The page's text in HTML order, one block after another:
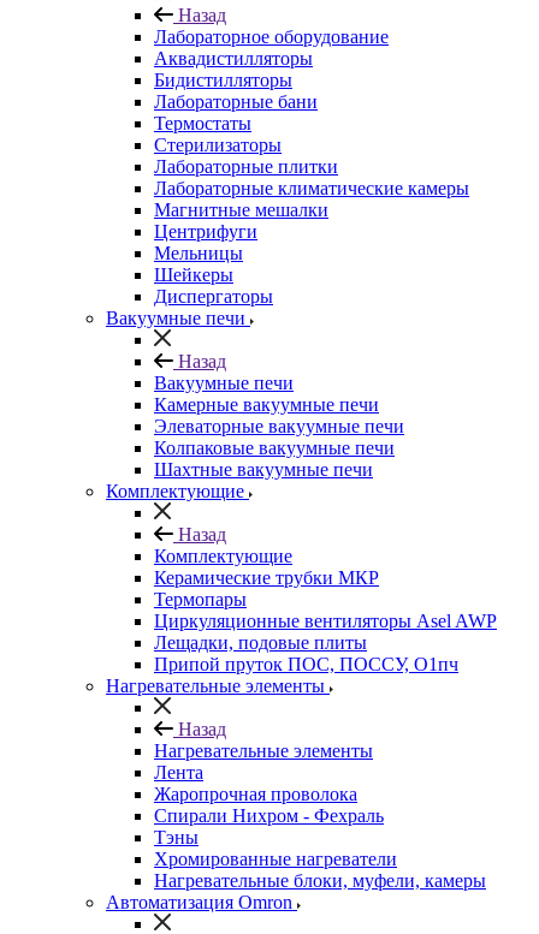
Назад
Лабораторное оборудование
Аквадистилляторы
Бидистилляторы
Лабораторные бани
Термостаты
Стерилизаторы
Лабораторные плитки
Лабораторные климатические камеры
Магнитные мешалки
Центрифуги
Мельницы
Шейкеры
Диспергаторы
Вакуумные печи
Назад
Вакуумные печи
Камерные вакуумные печи
Элеваторные вакуумные печи
Колпаковые вакуумные печи
Шахтные вакуумные печи
Комплектующие
Назад
Комплектующие
Керамические трубки МКР
Термопары
Циркуляционные вентиляторы Asel AWP
Лещадки, подовые плиты
Припой пруток ПОС, ПОССУ, О1пч
Нагревательные элементы
Назад
Нагревательные элементы
Лента
Жаропрочная проволока
Спирали Нихром - Фехраль
Тэны
Хромированные нагреватели
Нагревательные блоки, муфели, камеры
Автоматизация Omron